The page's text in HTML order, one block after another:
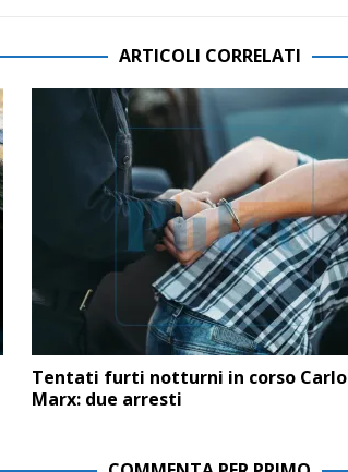
ARTICOLI CORRELATI
Tentati furti notturni in corso Carlo
Marx: due arresti